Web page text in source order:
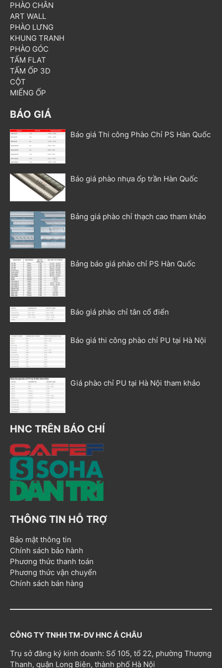
PHÀO CHÂN
ART WALL
PHÀO LƯNG
KHUNG TRANH
PHÀO GÓC
TẤM FLAT
TẤM ỐP 3D
CỘT
MIẾNG ỐP
BÁO GIÁ
Báo giá Thi công Phào Chỉ PS Hàn Quốc
Báo giá phào nhựa ốp trần Hàn Quốc
Bảng giá phào chỉ thạch cao tham khảo
Bảng báo giá phào chỉ PS Hàn Quốc
Báo giá phào chỉ tân cổ điển
Báo giá thi công phào chỉ PU tại Hà Nội
Giá phào chỉ PU tại Hà Nội tham khảo
HNC TRÊN BÁO CHÍ
THÔNG TIN HỖ TRỢ
Bảo mật thông tin
Chính sách bảo hành
Phương thức thanh toán
Phương thức vận chuyển
Chính sách bán hàng
CÔNG TY TNHH TM-DV HNC Á CHÂU
Trụ sở đăng ký kinh doanh: Số 105, tổ 22, phường Thượng
Thanh, quận Long Biên, thành phố Hà Nội